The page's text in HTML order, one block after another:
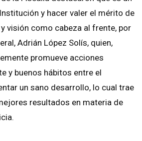
y hacer valer el mérito de
visión como cabeza al frente, por
Adrián López Solís, quien,
promueve acciones
y buenos hábitos entre el
un sano desarrollo, lo cual trae
resultados en materia de